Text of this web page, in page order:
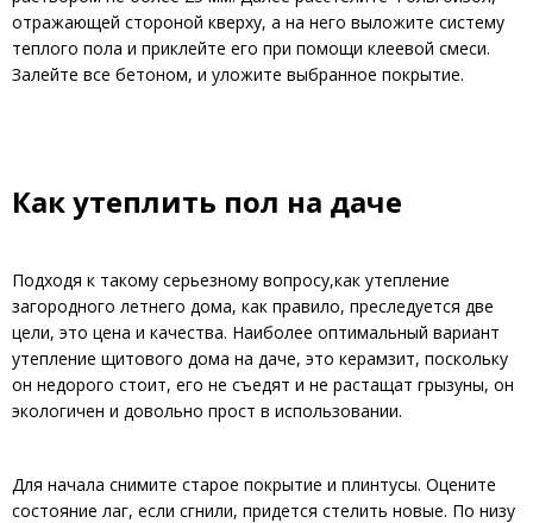
отражающей стороной кверху, а на него выложите систему
теплого пола и приклейте его при помощи клеевой смеси.
Залейте все бетоном, и уложите выбранное покрытие.
Как утеплить пол на даче
Подходя к такому серьезному вопросу,как утепление
загородного летнего дома, как правило, преследуется две
цели, это цена и качества. Наиболее оптимальный вариант
утепление щитового дома на даче, это керамзит, поскольку
он недорого стоит, его не съедят и не растащат грызуны, он
экологичен и довольно прост в использовании.
Для начала снимите старое покрытие и плинтусы. Оцените
состояние лаг, если сгнили, придется стелить новые. По низу